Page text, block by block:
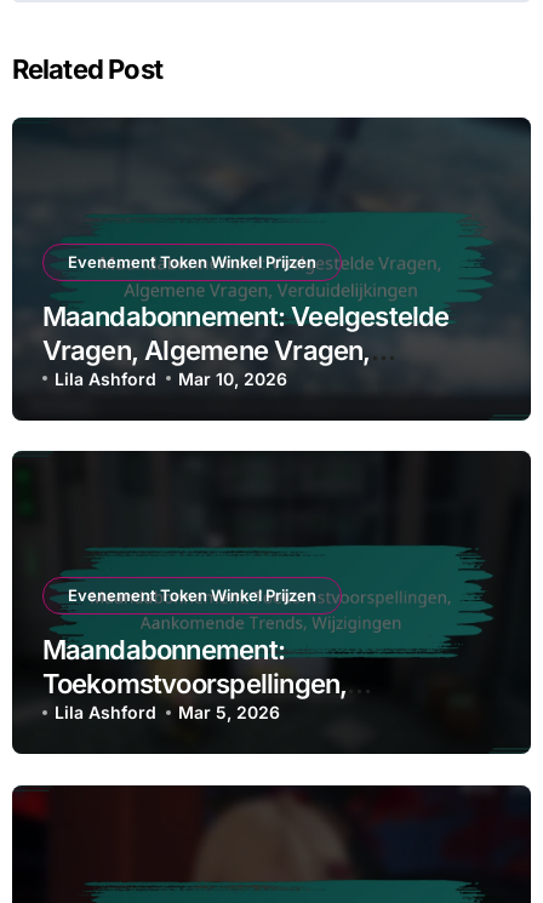
Related Post
Evenement Token Winkel Prijzen
Maandabonnement: Veelgestelde
Vragen, Algemene Vragen,
Verduidelijkingen
Lila Ashford Mar 10, 2026
Evenement Token Winkel Prijzen
Maandabonnement:
Toekomstvoorspellingen,
Aankomende Trends, Wijzigingen
Lila Ashford Mar 5, 2026